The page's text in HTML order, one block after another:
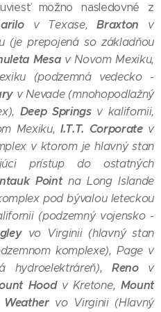
možno nasledovné z
v Texase,Braxton v
(je prepojená so základňou
Mesav Novom Mexiku,
(podzemná vedecko -
v Nevade (mnohopodlažný
Deep Springs v kalifornii,
Mexiku, I.T.T. Corporate v
v ktorom je hlavný stan
prístup do ostatných
Pointna Long Islande
pod bývalou leteckou
(podzemný vojensko -
vo Virginii (hlavný stan
komplexe), Page v
hydroelektráreň), Renov
Hood v Kretone, Mount
vo Virginii (Hlavný